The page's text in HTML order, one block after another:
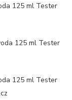
125 ml Tester
125 ml Tester
125 ml Tester